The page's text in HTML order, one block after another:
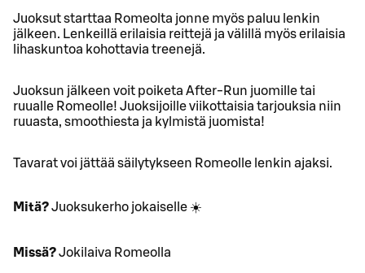
Juoksut starttaa Romeolta jonne myös paluu lenkin
jälkeen. Lenkeillä erilaisia reittejä ja välillä myös erilaisia
lihaskuntoa kohottavia treenejä.
Juoksun jälkeen voit poiketa After-Run juomille tai
ruualle Romeolle! Juoksijoille viikottaisia tarjouksia niin
ruuasta, smoothiesta ja kylmistä juomista!
Tavarat voi jättää säilytykseen Romeolle lenkin ajaksi.
Mitä?Juoksukerho jokaiselle ☀️
Missä?Jokilaiva Romeolla